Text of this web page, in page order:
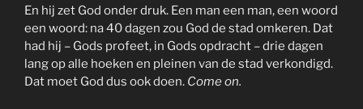
En hij zet God onder druk. Een man een man, een woord
een woord: na 40 dagen zou God de stad omkeren. Dat
had hij – Gods profeet, in Gods opdracht – drie dagen
lang op alle hoeken en pleinen van de stad verkondigd.
Dat moet God dus ook doen. Come on.